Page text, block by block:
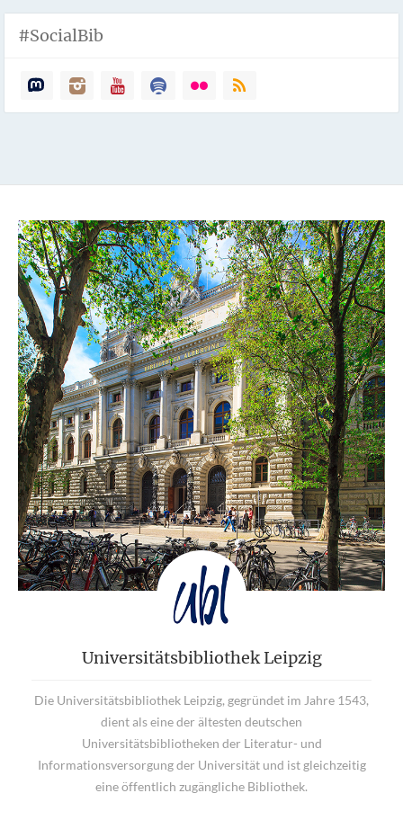
#SocialBib
Universitätsbibliothek Leipzig
Die Universitätsbibliothek Leipzig, gegründet im Jahre 1543,
dient als eine der ältesten deutschen
Universitätsbibliotheken der Literatur- und
Informationsversorgung der Universität und ist gleichzeitig
eine öffentlich zugängliche Bibliothek.